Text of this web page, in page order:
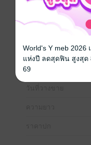
นิยายจีนแปล หนั
ซีรีส์
ประเภทไฟล์
World's Y meb
แห่งปี ลดสุดฟิน สูงสุด
69